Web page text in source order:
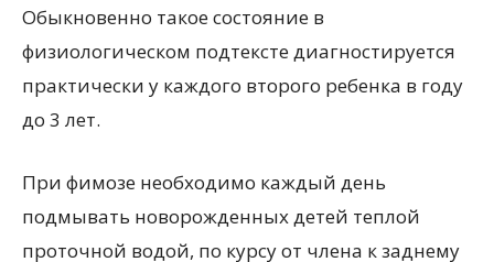
Обыкновенно такое состояние в
физиологическом подтексте диагностируется
практически у каждого второго ребенка в году
до 3 лет.
При фимозе необходимо каждый день
подмывать новорожденных детей теплой
проточной водой, по курсу от члена к заднему